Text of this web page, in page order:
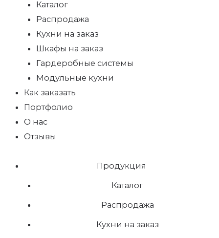
Каталог
Распродажа
Кухни на заказ
Шкафы на заказ
Гардеробные системы
Модульные кухни
Как заказать
Портфолио
О нас
Отзывы
Продукция
Каталог
Распродажа
Кухни на заказ